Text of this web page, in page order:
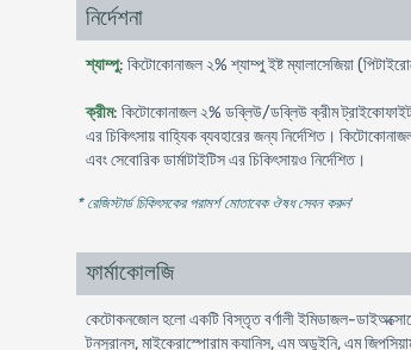
নির্দেশনা
শ্যাম্পু: কিটোকোনাজল ২% শ্যাম্পু ইষ্ট ম্যালাসেজিয়া
ক্রীম: কিটোকোনাজল ২% ডব্লিউ/ডব্লিউ ক্রীম ট্রাইকোফাইটন
এর চিকিৎসায় বাহ্যিক ব্যবহারের জন্য নির্দেশিত।
এবং সেবোরিক ডার্মাটাইটিস এর চিকিৎসায়ও নির্দেশিত।
* রেজিস্টার্ড চিকিৎসকের পরামর্শ মোতাবেক ঔষধ সেবন করুন'
ফার্মাকোলজি
কেটোকনজোল হলো একটি বিস্তৃত বর্ণালী ইমিডাজল-
টনসুরানস, মাইক্রোস্পোরাম ক্যানিস, এম অডুইনি, এম জিপসিয়াম